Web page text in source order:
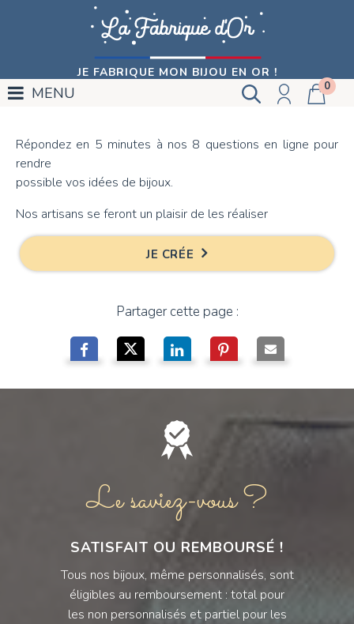
JE FABRIQUE MON BIJOU EN OR !
0
MENU
Répondez en 5 minutes à nos 8 questions en ligne pour
rendre
possible vos idées de bijoux.
Nos artisans se feront un plaisir de les réaliser
JE CRÉE
Partager cette page :
Le saviez-vous ?
SATISFAIT OU REMBOURSÉ !
Tous nos bijoux, même personnalisés, sont
éligibles au remboursement : total pour
les non personnalisés et partiel pour les